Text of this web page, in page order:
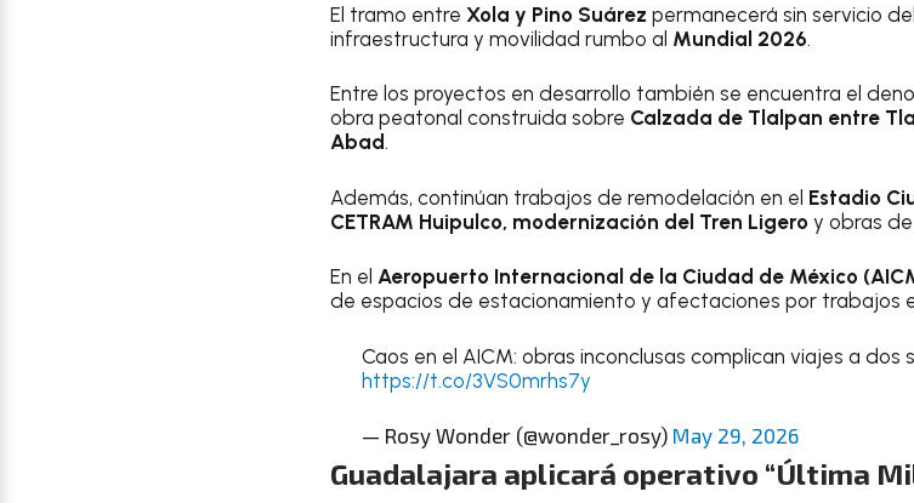
El tramo entre Xola y Pino Suárez permanecerá sin servicio
infraestructura y movilidad rumbo al Mundial 2026.
Entre los proyectos en desarrollo también se encuentra el
obra peatonal construida sobre Calzada de Tlalpan entre
Abad.
Además, continúan trabajos de remodelación en el Estadio
CETRAM Huipulco, modernización del Tren Ligero y obras
En el Aeropuerto Internacional de la Ciudad de México
de espacios de estacionamiento y afectaciones por trabajos
Caos en el AICM: obras inconclusas complican viajes a dos
https://t.co/3VS0mrhs7y
— Rosy Wonder (@wonder_rosy) May 29, 2026
Guadalajara aplicará operativo “Última